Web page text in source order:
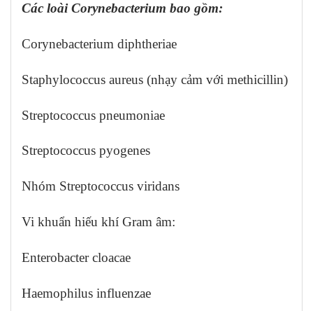
Các loài Corynebacterium bao gồm:
Corynebacterium diphtheriae
Staphylococcus aureus (nhạy cảm với methicillin)
Streptococcus pneumoniae
Streptococcus pyogenes
Nhóm Streptococcus viridans
Vi khuẩn hiếu khí Gram âm:
Enterobacter cloacae
Haemophilus influenzae